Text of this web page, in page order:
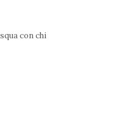
con chi